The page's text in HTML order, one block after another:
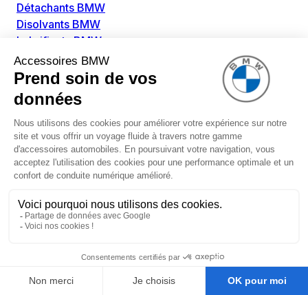
Détachants BMW
Disolvants BMW
Lubrifiants BMW
Nettoyant intérieur BMW
Nettoyant extérieur BMW
Pièces détachées BMW
Alimentation Carburant BMW
Boitier papillon BMW
Faisceau de câble pour réservoir avec pompe
d'aspiration BMW
Injecteur BMW
Pompe diesel BMW
Allumage / Préchauffage BMW
Boitier de préchauffage BMW